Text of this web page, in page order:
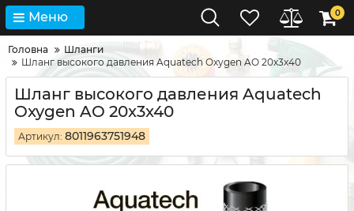
Меню 0
Головна
Шланги
Шланг высокого давления Aquatech Oxygen AO 20x3x40
Шланг высокого давления Aquatech
Oxygen AO 20x3x40
Артикул: 8011963751948